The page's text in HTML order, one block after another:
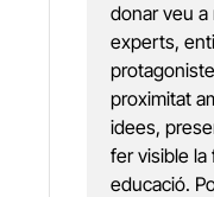
donar veu
experts,
proximitat
idees,
fer visible la
educació.